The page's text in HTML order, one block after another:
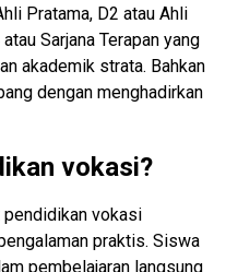
Pratama, D2 atau Ahli
Sarjana Terapan yang
akademik strata. Bahkan
dengan menghadirkan
vokasi?
pendidikan vokasi
praktis. Siswa
pembelajaran langsung